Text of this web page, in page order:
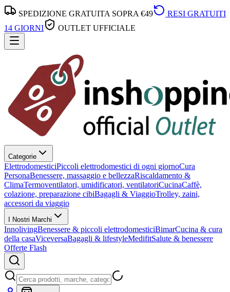
SPEDIZIONE GRATUITA SOPRA €49
RESI GRATUITI
14 GIORNI
OUTLET UFFICIALE
Categorie
ElettrodomesticiPiccoli elettrodomestici di ogni giornoCura
PersonaBenessere, massaggio e bellezzaRiscaldamento &
ClimaTermoventilatori, umidificatori, ventilatoriCucinaCaffè,
colazione, preparazione cibiBagagli & ViaggioTrolley, zaini,
accessori da viaggio
I Nostri Marchi
InnolivingBenessere & piccoli elettrodomesticiBimarCucina & cura
della casaViceversaBagagli & lifestyleMedifitSalute & benessere
Offerte Flash